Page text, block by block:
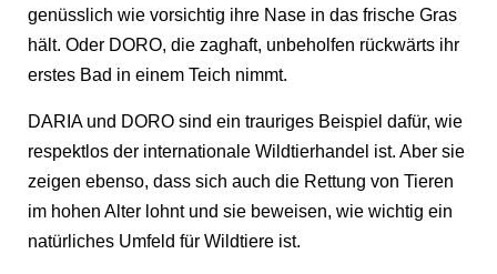
genüsslich wie vorsichtig ihre Nase in das frische Gras
hält. Oder DORO, die zaghaft, unbeholfen rückwärts ihr
erstes Bad in einem Teich nimmt.
DARIA und DORO sind ein trauriges Beispiel dafür, wie
respektlos der internationale Wildtierhandel ist. Aber sie
zeigen ebenso, dass sich auch die Rettung von Tieren
im hohen Alter lohnt und sie beweisen, wie wichtig ein
natürliches Umfeld für Wildtiere ist.